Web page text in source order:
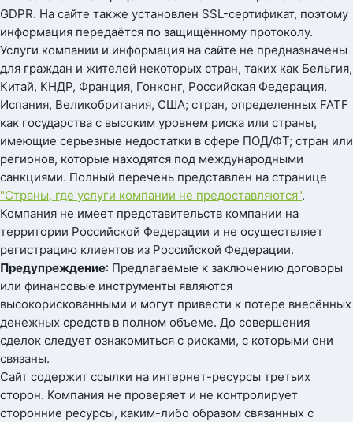
GDPR. На сайте также установлен SSL-сертификат, поэтому
информация передаётся по защищённому протоколу.
Услуги компании и информация на сайте не предназначены
для граждан и жителей некоторых стран, таких как Бельгия,
Китай, КНДР, Франция, Гонконг, Российская Федерация,
Испания, Великобритания, США; стран, определенных FATF
как государства с высоким уровнем риска или страны,
имеющие серьезные недостатки в сфере ПОД/ФТ; стран или
регионов, которые находятся под международными
санкциями. Полный перечень представлен на странице
"Страны, где услуги компании не предоставляются".
Компания не имеет представительств компании на
территории Российской Федерации и не осуществляет
регистрацию клиентов из Российской Федерации.
Предупреждение: Предлагаемые к заключению договоры
или финансовые инструменты являются
высокорискованными и могут привести к потере внесённых
денежных средств в полном объеме. До совершения
сделок следует ознакомиться с рисками, с которыми они
связаны.
Сайт содержит ссылки на интернет-ресурсы третьих
сторон. Компания не проверяет и не контролирует
сторонние ресурсы, каким-либо образом связанных с